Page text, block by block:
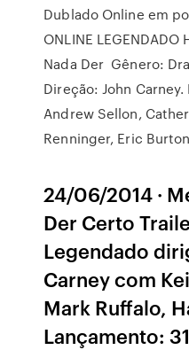
Dublado Online em
ONLINE LEGENDADO
Nada Der Gênero:
Direção: John
Andrew Sellon,
Renninger, Eric
24/06/2014 ·
Der Certo
Legendado
Carney com
Mark Ruffalo,
Lançamento: